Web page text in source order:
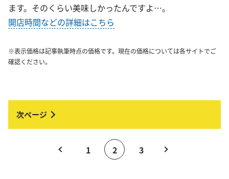
ます。そのくらい美味しかったんですよ…。
開店時間などの詳細はこちら
※表示価格は記事執筆時点の価格です。現在の価格については各サイトでご
確認ください。
1 2 3